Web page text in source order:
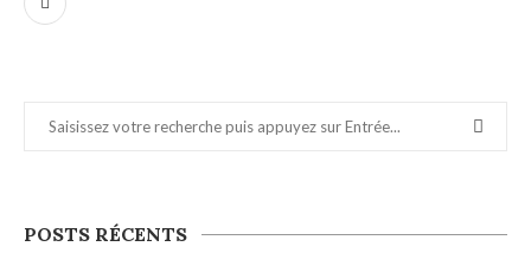
POSTS RÉCENTS